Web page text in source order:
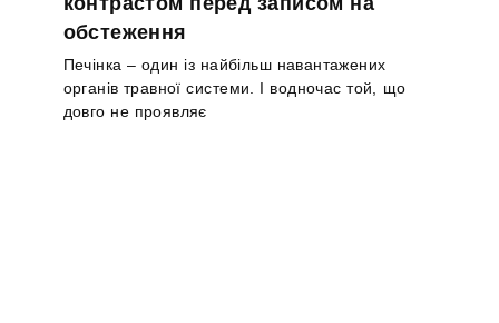
обстеження
Печінка – один із найбільш навантажених
органів травної системи. І водночас той, що
довго не проявляє